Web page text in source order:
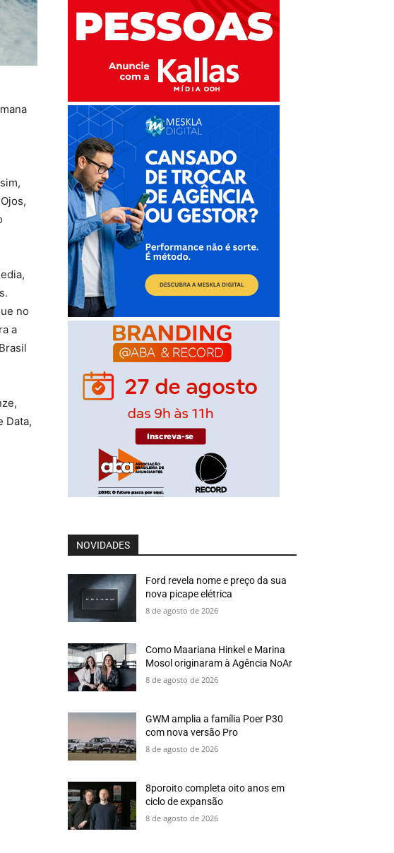
no
a
Data,
NOVIDADES
Ford revela nome e preço da sua
nova picape elétrica
8 de agosto de 2026
Como Maariana Hinkel e Marina
Mosol originaram à Agência NoAr
8 de agosto de 2026
GWM amplia a família Poer P30
com nova versão Pro
8 de agosto de 2026
8poroito completa oito anos em
ciclo de expansão
8 de agosto de 2026